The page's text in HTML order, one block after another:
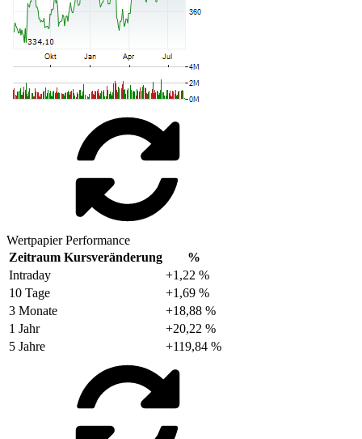
Wertpapier Performance
Zeitraum Kursveränderung
%
Intraday
+1,22 %
10 Tage
+1,69 %
3 Monate
+18,88 %
1 Jahr
+20,22 %
5 Jahre
+119,84 %